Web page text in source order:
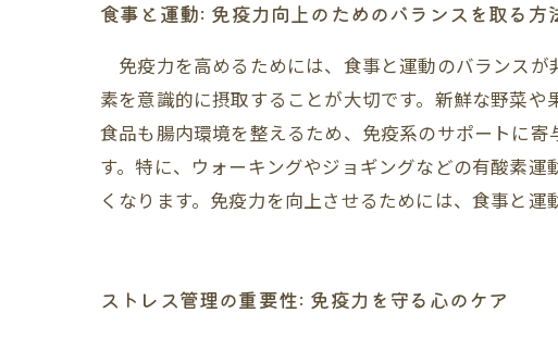
食事と運動: 免疫力向上のためのバランスを取る方
免疫力を高めるためには、食事と運動のバランスが
素を意識的に摂取することが大切です。新鮮な野菜
食品も腸内環境を整えるため、免疫系のサポートに
す。特に、ウォーキングやジョギングなどの有酸素
くなります。免疫力を向上させるためには、食事と
ストレス管理の重要性: 免疫力を守る心のケア